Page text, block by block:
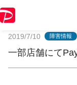
2019/7/10 障害情報
一部店舗にて